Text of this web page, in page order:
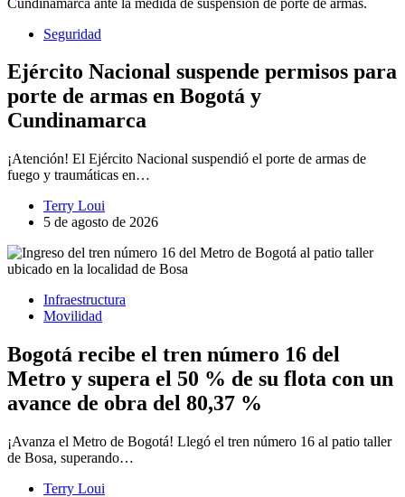
Seguridad
Ejército Nacional suspende permisos para
porte de armas en Bogotá y
Cundinamarca
¡Atención! El Ejército Nacional suspendió el porte de armas de
fuego y traumáticas en…
Terry Loui
5 de agosto de 2026
Infraestructura
Movilidad
Bogotá recibe el tren número 16 del
Metro y supera el 50 % de su flota con un
avance de obra del 80,37 %
¡Avanza el Metro de Bogotá! Llegó el tren número 16 al patio taller
de Bosa, superando…
Terry Loui